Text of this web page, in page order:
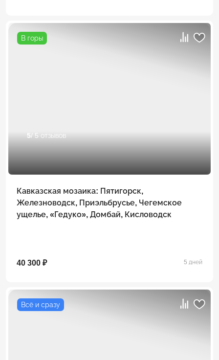
В горы
5/ 5 отзывов
Кавказская мозаика: Пятигорск,
Железноводск, Приэльбрусье, Чегемское
ущелье, «Гедуко», Домбай, Кисловодск
40 300 ₽ 5 дней
Всё и сразу